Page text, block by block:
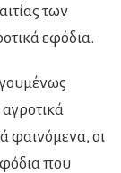
των
εφόδια.
φαινόμενα, οι
που